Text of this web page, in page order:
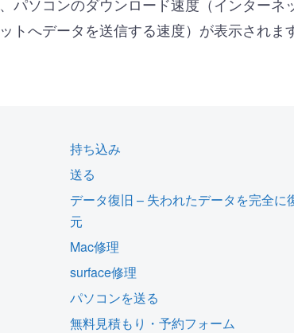
へデータを送信する速度）が表示されます
持ち込み
送る
データ復旧 – 失われたデータを完全に
元
Mac修理
surface修理
パソコンを送る
無料見積もり・予約フォーム